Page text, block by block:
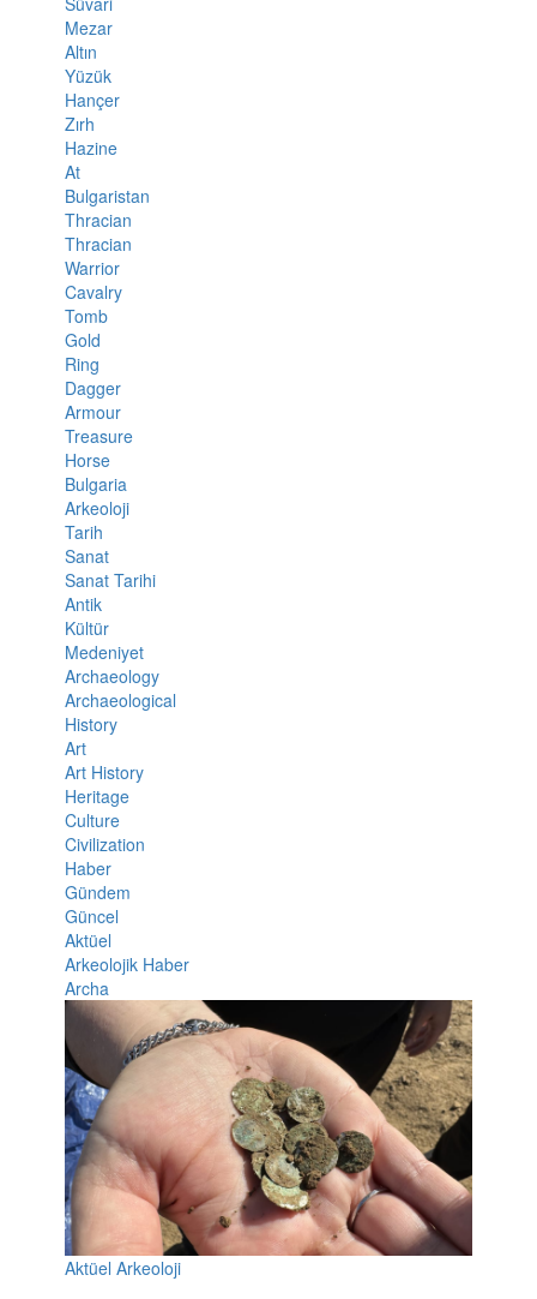
Mezar
Altın
Yüzük
Hançer
Zırh
Hazine
At
Bulgaristan
Thracian
Thracian
Warrior
Cavalry
Tomb
Gold
Ring
Dagger
Armour
Treasure
Horse
Bulgaria
Arkeoloji
Tarih
Sanat
Sanat Tarihi
Antik
Kültür
Medeniyet
Archaeology
Archaeological
History
Art
Art History
Heritage
Culture
Civilization
Haber
Gündem
Güncel
Aktüel
Arkeolojik Haber
Archa
Aktüel Arkeoloji